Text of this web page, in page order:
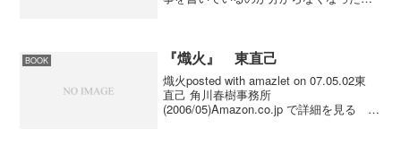
語で、名を次々と変え斉藤...
BOOK 『熾火』 東直己
熾火posted with amazlet on 07.05.02東
直己 角川春樹事務所
(2006/05)Amazon.co.jp で詳細を見る 私